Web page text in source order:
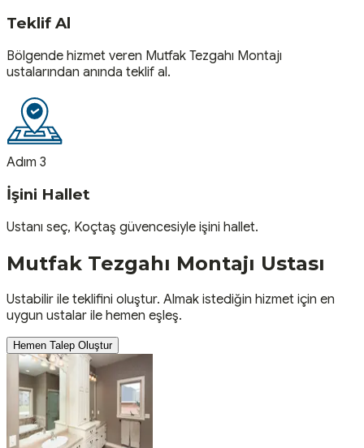
Teklif Al
Bölgende hizmet veren Mutfak Tezgahı Montajı
ustalarından anında teklif al.
Adım 3
İşini Hallet
Ustanı seç, Koçtaş güvencesiyle işini hallet.
Mutfak Tezgahı Montajı Ustası
Ustabilir ile teklifini oluştur. Almak istediğin hizmet için en
uygun ustalar ile hemen eşleş.
Hemen Talep Oluştur